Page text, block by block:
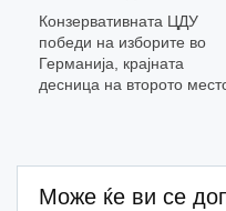
Конзервативната ЦДУ
победи на изборите во
Германија, крајната
десница на второто
Може ќе ви се